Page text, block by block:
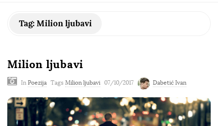
Tag:Milion ljubavi
Milion ljubavi
In Poezija Tags Milion ljubavi 07/10/2017 Dabetić Ivan